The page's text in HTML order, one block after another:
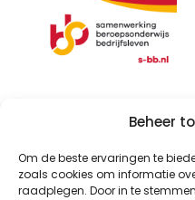
Beheer
Om de beste ervaringen te
zoals cookies om informatie
raadplegen. Door in te